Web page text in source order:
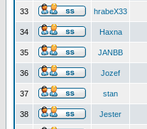
33 hrabeX33
34 Haxna
35 JANBB
36 Jozef
37 stan
38 Jester